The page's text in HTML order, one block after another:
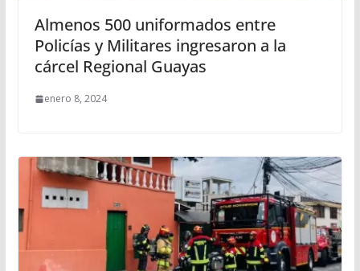
Almenos 500 uniformados entre
Policías y Militares ingresaron a la
cárcel Regional Guayas
enero 8, 2024